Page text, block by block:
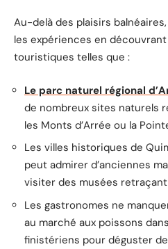
Au-delà des plaisirs
les expériences en
touristiques telles que :
Le parc naturel régional
de nombreux sites naturels
les Monts d’Arrée ou la
Les villes historiques de
peut admirer d’anciennes
visiter des musées
Les gastronomes ne
au marché aux poissons
finistériens pour déguster